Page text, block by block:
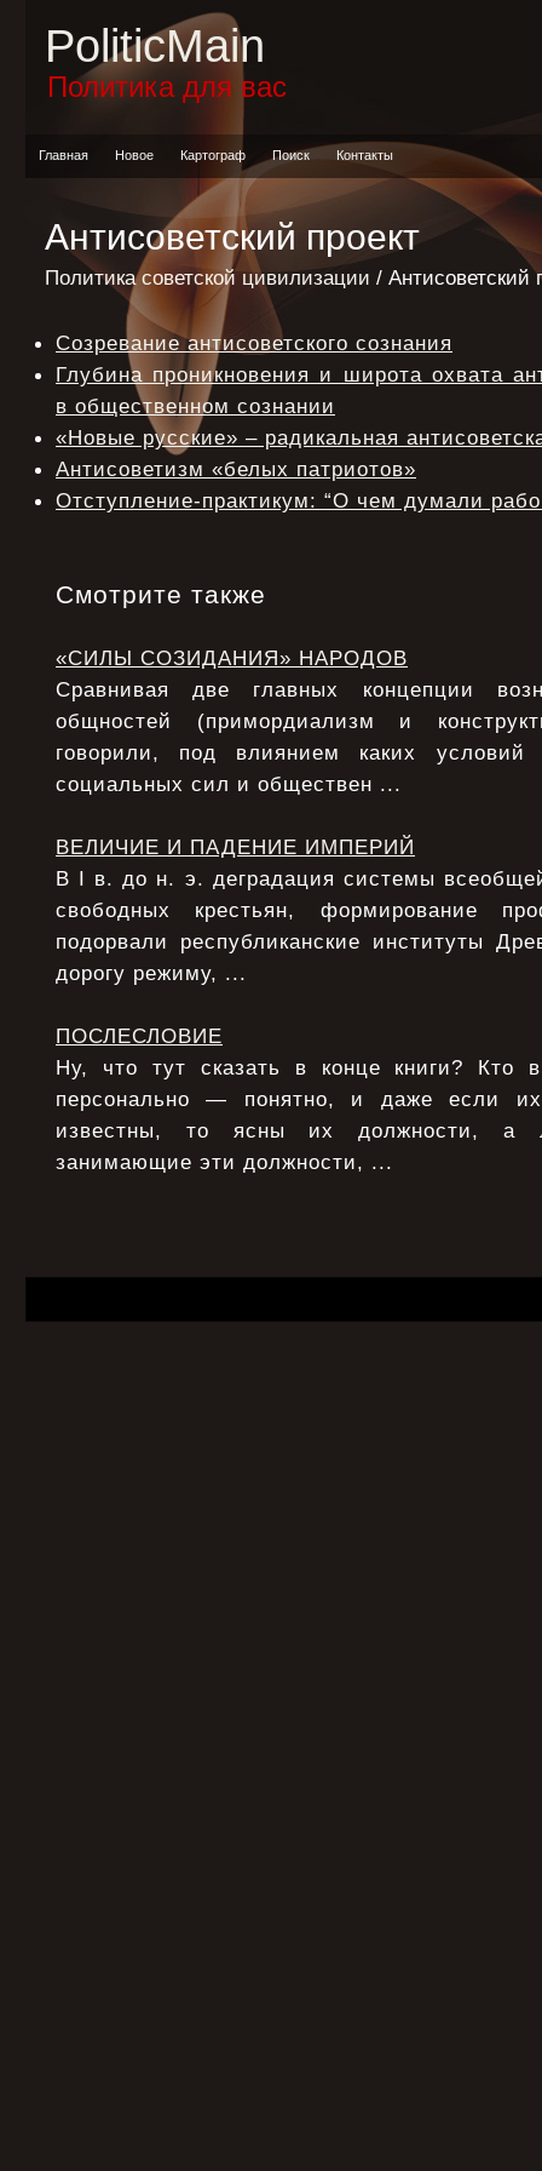
PoliticMain
Политика для вас
Главная Новое Картограф Поиск Контакты
Антисоветский проект
Политика советской цивилизации / Антисоветский
Созревание антисоветского сознания
Глубина проникновения и широта охвата
в общественном сознании
«Новые русские» – радикальная
Антисоветизм «белых патриотов»
Отступление-практикум: “О чем думали
Смотрите также
«СИЛЫ СОЗИДАНИЯ» НАРОДОВ
Сравнивая две главных концепции
общностей (примордиализм и
говорили, под влиянием каких
социальных сил и обществен ...
ВЕЛИЧИЕ И ПАДЕНИЕ ИМПЕРИЙ
В I в. до н. э. деградация системы
свободных крестьян, формирование
подорвали республиканские институты
дорогу режиму, ...
ПОСЛЕСЛОВИЕ
Ну, что тут сказать в конце книги? Кто
персонально — понятно, и даже если
известны, то ясны их должности, а
занимающие эти должности, ...